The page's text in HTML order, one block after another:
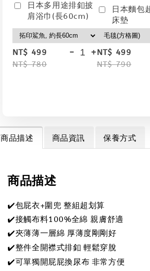
日本多用途排釦披
肩浴巾(長60cm)
NT$ 499
NT$ 780
- +
日本麵包
床墊
NT$ 499
NT$ 790
商品描述 商品資訊 保養方式
商品描述
✔️包屁衣+圍兜 整組超划算
✔️接觸布料100%全綿 親膚舒適
✔️夾薄薄一層綿 厚薄度剛剛好
✔️整件全開襟式排釦 輕鬆穿脫
✔️可單獨開屁屁換尿布 非常方便